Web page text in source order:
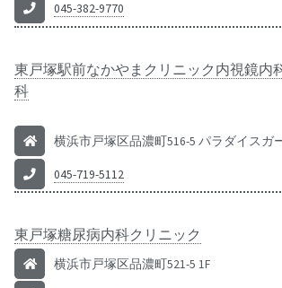
045-382-9770
東戸塚駅前なかやまクリニック内視鏡内
科
横浜市戸塚区品濃町516-5 パラダイスガ
045-719-5112
東戸塚糖尿病内科クリニック
横浜市戸塚区品濃町521-5 1F